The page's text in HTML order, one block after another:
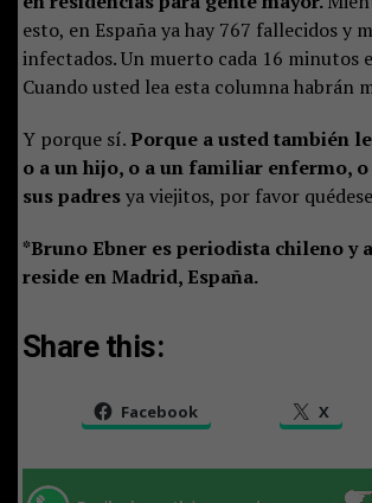
esto, en España ya hay 767 fallecidos y
infectados. Un muerto cada 16 minutos
Cuando usted lea esta columna habrán
Y porque sí. Porque a usted también
o a un hijo, o a un familiar enfermo,
sus padresya viejitos, por favor
*Bruno Ebner es periodista chileno y
reside en Madrid, España.
Share this:
Facebook X